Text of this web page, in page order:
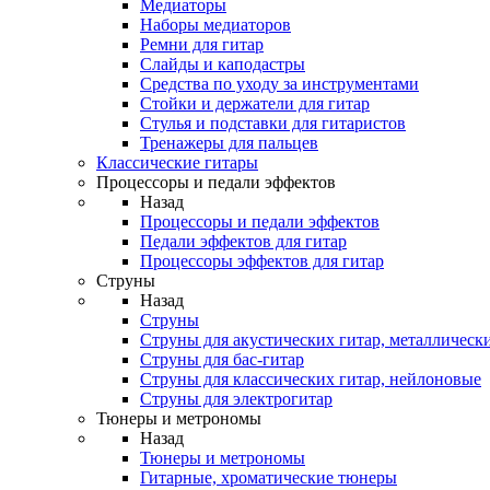
Медиаторы
Наборы медиаторов
Ремни для гитар
Слайды и каподастры
Средства по уходу за инструментами
Стойки и держатели для гитар
Стулья и подставки для гитаристов
Тренажеры для пальцев
Классические гитары
Процессоры и педали эффектов
Назад
Процессоры и педали эффектов
Педали эффектов для гитар
Процессоры эффектов для гитар
Струны
Назад
Струны
Струны для акустических гитар,
Струны для бас-гитар
Струны для классических гитар, нейлоновые
Струны для электрогитар
Тюнеры и метрономы
Назад
Тюнеры и метрономы
Гитарные, хроматические тюнеры